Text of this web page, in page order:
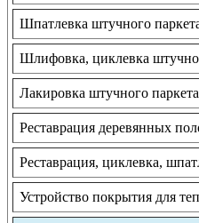
Шпатлевка штучного
Шлифовка, циклевка
Лакировка штучного
Реставрация деревянных
Реставрация, циклевка,
Устройство покрытия для